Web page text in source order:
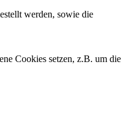
werden, sowie die
Cookies setzen, z.B. um die